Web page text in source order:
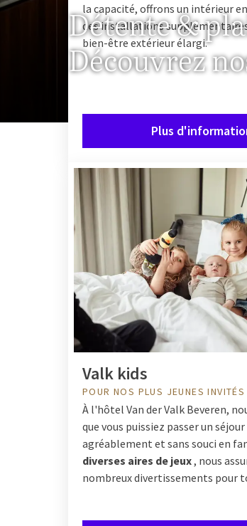
Détente &
Découvrez
la capacité, offrons un intérieur
des installations
bien-être extérieur élargi.
Plus
Valk kids
POUR NOS PLUS JEUNES INVITÉS
À l'hôtel Van der Valk Beveren,
que vous puissiez passer un
agréablement et sans souci en
diverses aires de jeux, nous
nombreux divertissements pour